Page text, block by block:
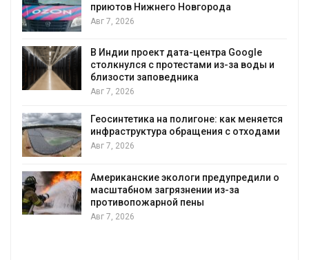
Солнечные панели над каналами
позволяют одновременно
воду
Авг 7, 2026
Дождевая вода с крыш может помочь
Авг 7, 2026
Минприроды потребовало ускорить
уборку контейнерных площадок
Авг 7, 2026
Панамский канал вновь ограничивает